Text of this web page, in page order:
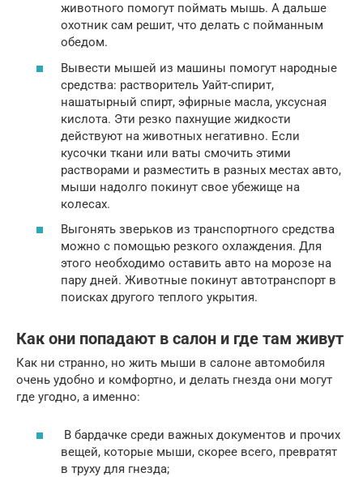
животного помогут поймать мышь. А дальше
охотник сам решит, что делать с пойманным
обедом.
Вывести мышей из машины помогут народные
средства: растворитель Уайт-спирит,
нашатырный спирт, эфирные масла, уксусная
кислота. Эти резко пахнущие жидкости
действуют на животных негативно. Если
кусочки ткани или ваты смочить этими
растворами и разместить в разных местах авто,
мыши надолго покинут свое убежище на
колесах.
Выгонять зверьков из транспортного средства
можно с помощью резкого охлаждения. Для
этого необходимо оставить авто на морозе на
пару дней. Животные покинут автотранспорт в
поисках другого теплого укрытия.
Как они попадают в салон и где там живут
Как ни странно, но жить мыши в салоне автомобиля
очень удобно и комфортно, и делать гнезда они могут
где угодно, а именно:
В бардачке среди важных документов и прочих
вещей, которые мыши, скорее всего, превратят
в труху для гнезда;